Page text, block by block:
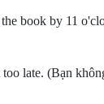
book by 11
late. (Bạn